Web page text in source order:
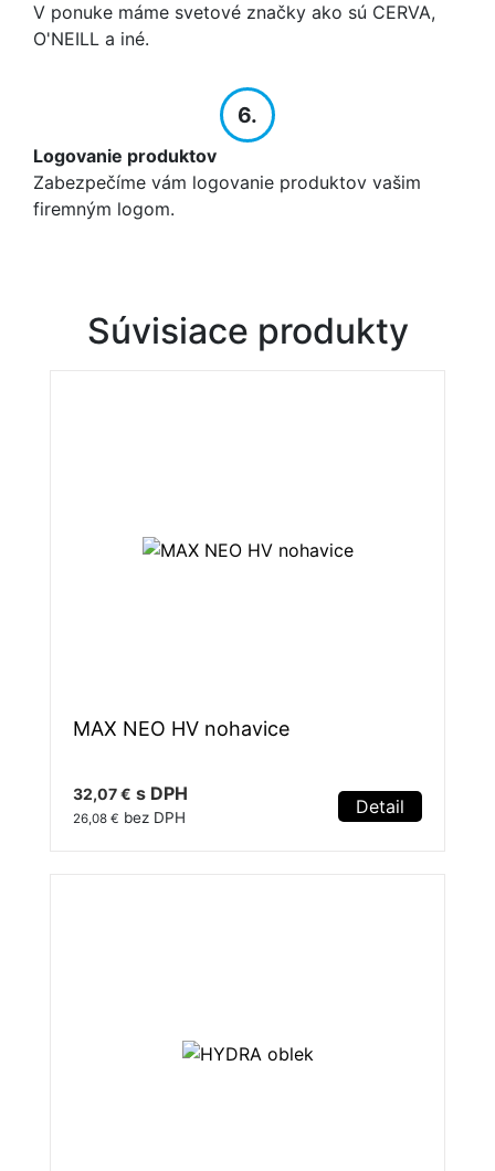
V ponuke máme svetové značky ako sú CERVA,
O'NEILL a iné.
6.
Logovanie produktov
Zabezpečíme vám logovanie produktov vašim
firemným logom.
Súvisiace produkty
MAX NEO HV nohavice
32,07 € s DPH
26,08 € bez DPH Detail